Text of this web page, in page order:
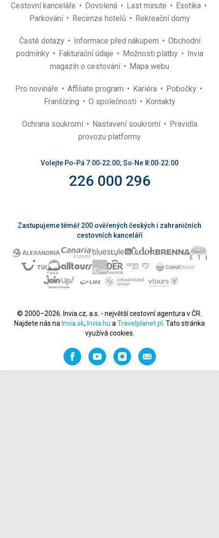
Cestovní kanceláře Dovolená Last minute
Exotika
Parkování
Recenze hotelů Rekreační domy
Časté dotazy Informace před nákupem
Obchodní
podmínky
Fakturační údaje Možnosti platby
Invia
magazín o cestování
Mapa webu
Pro novináře Affiliate program Kariéra
Pobočky
Franšízing
O společnosti Kontakty
Ochrana soukromí Nastavení soukromí
Pravidla
provozu platformy
Volejte Po-Pá 7:00‑22:00; So‑Ne 8:00‑22:00
226 000 296
Zastupujeme téměř 200 ověřených českých i zahraničních
cestovních kanceláří
© 2000–2026. Invia.cz, a.s. - největší cestovní agentura v ČR.
Najdete nás na Invia.sk, Invia.hu a Travelplanet.pl
. Tato stránka
využívá cookies.
FacebookYouTubeInstagramNapište
nám